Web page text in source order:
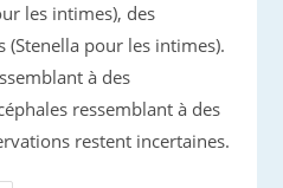
les intimes), des
(Stenella pour les intimes).
à des
ressemblant à des
restent incertaines.